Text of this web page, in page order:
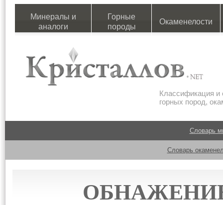
Минералы и
аналоги
Горные
породы
Окаменелости
Классификация и
горных пород,
Словарь
Словарь